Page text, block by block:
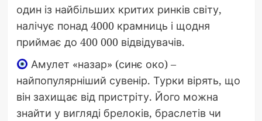
один із найбільших критих ринків світу,
налічує понад 4000 крамниць і щодня
приймає до 400 000 відвідувачів.
Амулет «назар» (синє око) –
найпопулярніший сувенір. Турки вірять, що
він захищає від пристріту. Його можна
знайти у вигляді брелоків, браслетів чи